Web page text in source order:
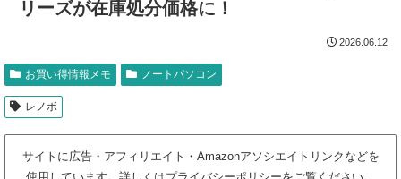
リーズが在庫処分価格に！
2026.06.12
お買い得情報メモ ノートパソコン
レノボ
サイトに広告・アフィリエイト・Amazonアソシエイトリンクなどを